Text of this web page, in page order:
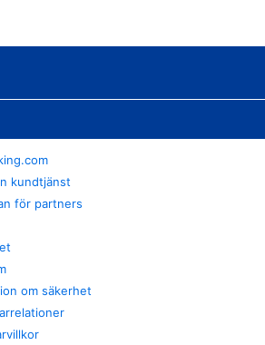
kundtjänst
för partners
om säkerhet